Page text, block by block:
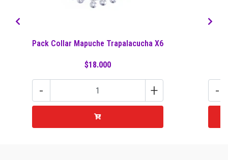
Pack Collar Mapuche Trapalacucha X6
$18.000
- + -